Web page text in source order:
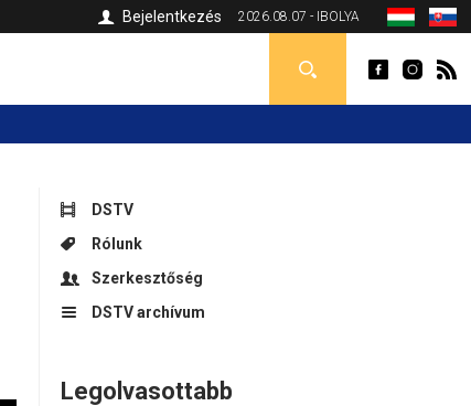
2026.08.07 - IBOLYA
Bejelentkezés
DSTV
Rólunk
Szerkesztőség
DSTV archívum
Legolvasottabb